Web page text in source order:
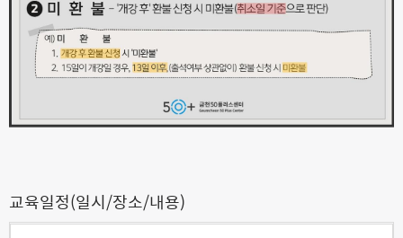
교육일정(일시/장소/내용)